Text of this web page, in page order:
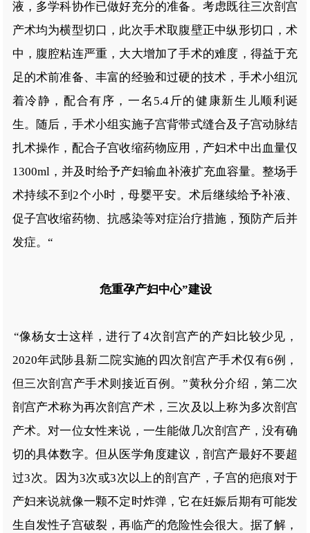
液，多学科协作已做好充分的准备。考虑既往三次剖宫
产术均为横型切口，此次手术取腹壁正中纵形切口，术
中，腹腔粘连严重，大大增加了手术的难度，得益于充
足的术前准备、丰富的经验和过硬的技术，手术小组沉
着冷静，配合有序，一名5.4斤的健康新生儿顺利诞
生。随后，手术小组实施子宫背带式缝合及子宫动脉结
扎术操作，配合子宫收缩药物应用，产妇术中出血量仅
1300ml，并及时给予产妇输血补液扩充血容量。整场手
术持续不到2个小时，母婴平安。术后继续给予补液、
促子宫收缩药物、抗感染等对症治疗措施，预防产后并
发症。“
危重孕产妇中心”建设
“像杨女士这样，进行了4次剖宫产的产妇比较少见，
2020年武陟县新二院实施的四次剖宫产手术仅有6例，
但三次剖宫产手术则接近百例。”黄秋分介绍，第二次
剖宫产术称为再次剖宫产术，三次及以上称为多次剖宫
产术。对一位女性来说，一生能做几次剖宫产，没有确
切的具体数字。但从医学角度建议，剖宫产最好不要超
过3次。因为3次或3次以上的剖宫产，子宫的疤痕对于
产妇来说就像一颗不定时炸弹，它在妊娠后期有可能发
生自发性子宫破裂，再临产的危险性会很大。据了解，